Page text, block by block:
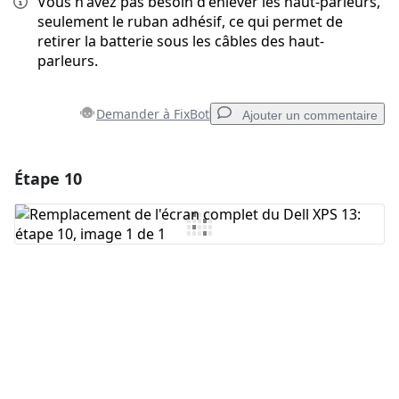
seulement le ruban adhésif, ce qui permet de
retirer la batterie sous les câbles des haut-
parleurs.
Demander à FixBot Ajouter un commentaire
Ajouter un commentaire
Étape 10